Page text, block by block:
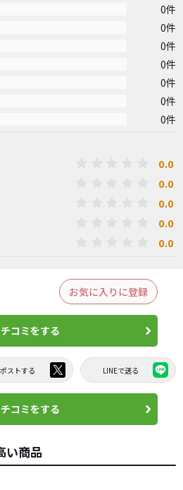
0件
0件
0件
0件
0件
0件
0件
0.0
0.0
0.0
0.0
0.0
お気に入りに登録
コミをする
ポストする LINEで送る
コミをする
い商品